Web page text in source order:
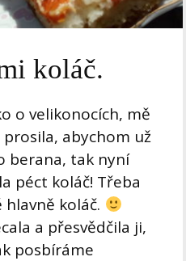
koláč.
o velikonocích, mě
abychom už
berana, tak nyní
péct koláč! Třeba
koláč.
a přesvědčila ji,
posbíráme